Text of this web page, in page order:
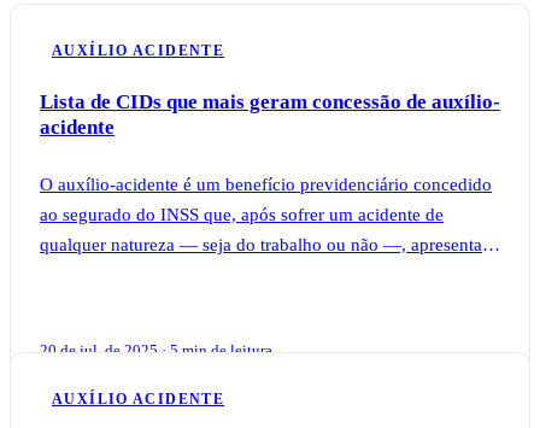
AUXÍLIO ACIDENTE
Lista de CIDs que mais geram concessão de auxílio-
acidente
O auxílio-acidente é um benefício previdenciário concedido
ao segurado do INSS que, após sofrer um acidente de
qualquer natureza — seja do trabalho ou não —, apresenta
20 de jul. de 2025 · 5 min de leitura
AUXÍLIO ACIDENTE